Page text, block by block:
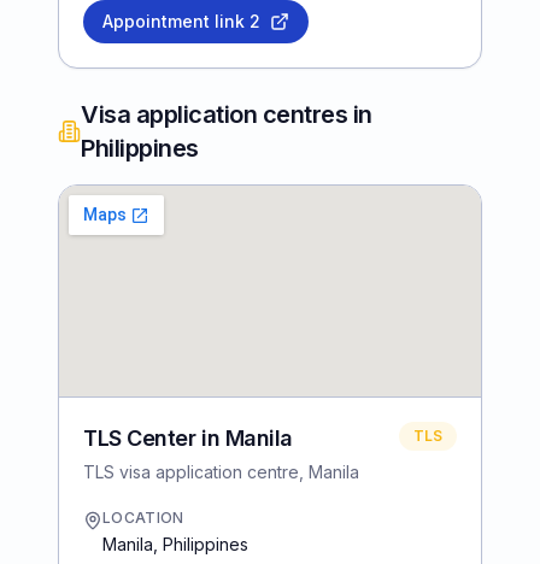
Appointment link 2
Visa application centres in
Philippines
TLS Center in Manila
TLS visa application centre, Manila
TLS
LOCATION
Manila Philippines